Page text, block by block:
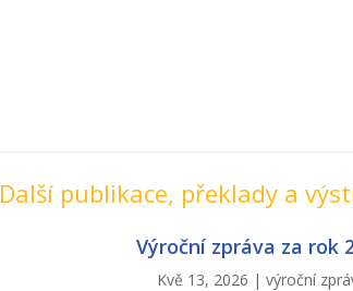
Další publikace, překlady a
Výroční zpráva za rok
Kvě 13, 2026 | výroční